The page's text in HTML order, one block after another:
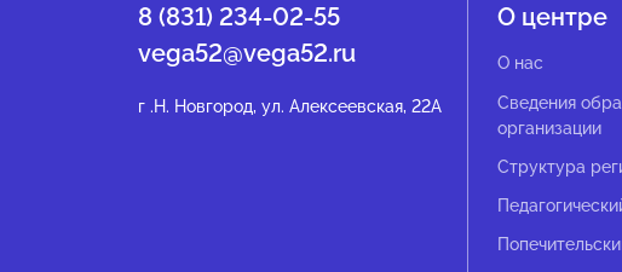
8 (831) 234-02-55
vega52@vega52.ru
г .Н. Новгород, ул. Алексеевская, 22А
О центре
О нас
Сведения
организации
Структура